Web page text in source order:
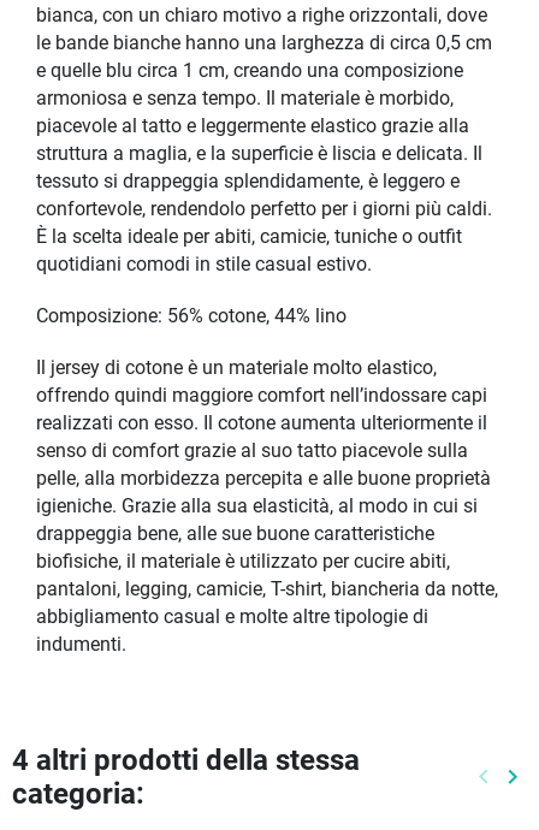
bianca, con un chiaro motivo a righe orizzontali, dove
le bande bianche hanno una larghezza di circa 0,5 cm
e quelle blu circa 1 cm, creando una composizione
armoniosa e senza tempo. Il materiale è morbido,
piacevole al tatto e leggermente elastico grazie alla
struttura a maglia, e la superficie è liscia e delicata. Il
tessuto si drappeggia splendidamente, è leggero e
confortevole, rendendolo perfetto per i giorni più caldi.
È la scelta ideale per abiti, camicie, tuniche o outfit
quotidiani comodi in stile casual estivo.
Composizione: 56% cotone, 44% lino
Il jersey di cotone è un materiale molto elastico,
offrendo quindi maggiore comfort nell’indossare capi
realizzati con esso. Il cotone aumenta ulteriormente il
senso di comfort grazie al suo tatto piacevole sulla
pelle, alla morbidezza percepita e alle buone proprietà
igieniche. Grazie alla sua elasticità, al modo in cui si
drappeggia bene, alle sue buone caratteristiche
biofisiche, il materiale è utilizzato per cucire abiti,
pantaloni, legging, camicie, T-shirt, biancheria da notte,
abbigliamento casual e molte altre tipologie di
indumenti.
4 altri prodotti della stessa
categoria:
keyboard_arrow_left keyboard_arrow_right